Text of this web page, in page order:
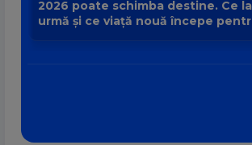
2026 poate schimba destine. Ce
urmă și ce viață nouă începe